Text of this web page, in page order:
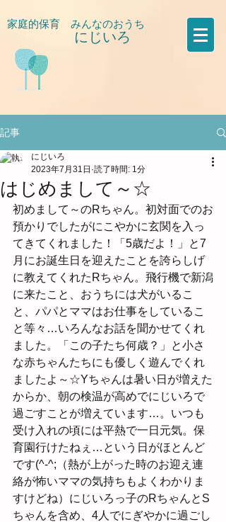
家庭的保育 みんなのおうち
にじいろ
記事
はじめまして～☆
にじいろ
2023年7月31日 読了時間: 1分
初めまして～のRちゃん。初対面でのお
預かりでしたがにこやかに玄関を入っ
てきてくれました！「5歳だよ！」と7
月にお誕生日を迎えたことを誇らしげ
に教えてくれたRちゃん。飛行機で新潟
に来たこと、おうちには犬がいるこ
と、パパとママはお仕事をしているこ
と等々…いろんなお話を聞かせてくれ
ました。「この子たち何歳？」と小さ
な赤ちゃんたちにも優しく遊んでくれ
ましたよ～☆Yちゃんは暑い日が増えた
からか、朝の検温が高めでにじいろで
過ごすことが増えています…。いつも
受け入れの頃には平熱で一日元気。保
育園行けたねぇ…という日がほとんど
です(^-^;（熱が上がった時のお迎え連
絡が怖いママの気持ちもよくわかりま
すけどね）にじいろっ子のRちゃんとS
ちゃんを含め、4人でにぎやかに過ごし